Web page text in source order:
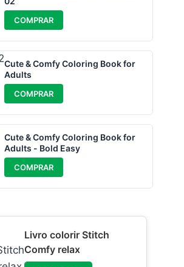
COMPRAR
Cute & Comfy Coloring Book for
Adults
COMPRAR
Cute & Comfy Coloring Book for
Adults - Bold Easy
COMPRAR
Livro colorir Stitch
Comfy relax